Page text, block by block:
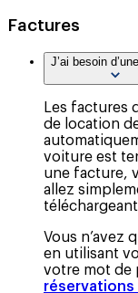
Factures
J’ai besoin
Les factures
de location
voiture est
une facture,
allez
Vous n’avez
en utilisant
votre mot de